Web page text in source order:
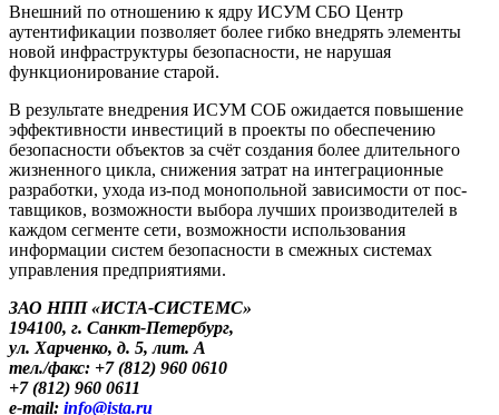
Внешний по отношению к ядру ИСУМ СБО Центр
аутентификации позволяет более гибко внедрять элементы
новой инфраструктуры безопасности, не нарушая
функционирование старой.
В результате внедрения ИСУМ СОБ ожидается повышение
эффективности инвестиций в проекты по обеспечению
безопасности объектов за счёт создания более длительного
жизненного цикла, снижения затрат на интеграционные
разработки, ухода из-под монопольной зависимости от пос-
тавщиков, возможности выбора лучших производителей в
каждом сегменте сети, возможности использования
информации систем безопасности в смежных системах
управления предприятиями.
ЗАО НПП «ИСТА-СИСТЕМС»
194100, г. Санкт-Петербург,
ул. Харченко, д. 5, лит. А
тел./факс: +7 (812) 960 0610
+7 (812) 960 0611
е-mail: info​@​ista.ru